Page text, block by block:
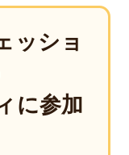
ッショ
に参加